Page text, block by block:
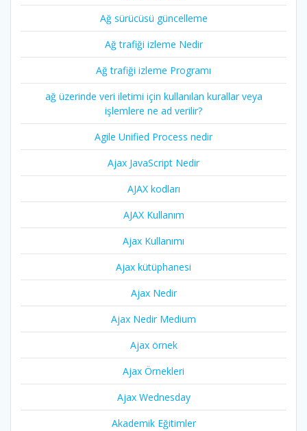
Ağ sürücüsü güncelleme
Ağ trafiği izleme Nedir
Ağ trafiği izleme Programı
ağ üzerinde veri iletimi için kullanılan kurallar veya
işlemlere ne ad verilir?
Agile Unified Process nedir
Ajax JavaScript Nedir
AJAX kodları
AJAX Kullanım
Ajax Kullanımı
Ajax kütüphanesi
Ajax Nedir
Ajax Nedir Medium
Ajax örnek
Ajax Örnekleri
Ajax Wednesday
Akademik Eğitimler